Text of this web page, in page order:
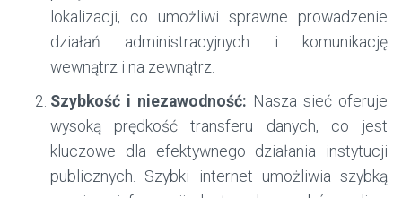
lokalizacji, co umożliwi sprawne prowadzenie
działań administracyjnych i komunikację
wewnątrz i na zewnątrz.
Szybkość i niezawodność: Nasza sieć oferuje
wysoką prędkość transferu danych, co jest
kluczowe dla efektywnego działania instytucji
publicznych. Szybki internet umożliwia szybką